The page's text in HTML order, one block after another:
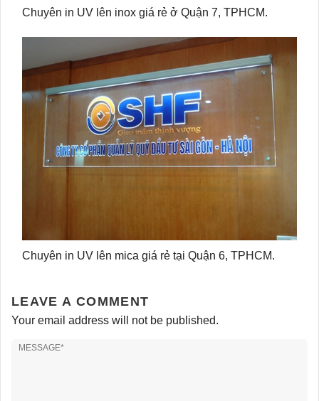
Chuyên in UV lên inox giá rẻ ở Quận 7, TPHCM.
Chuyên in UV lên mica giá rẻ tại Quận 6, TPHCM.
LEAVE A COMMENT
Your email address will not be published.